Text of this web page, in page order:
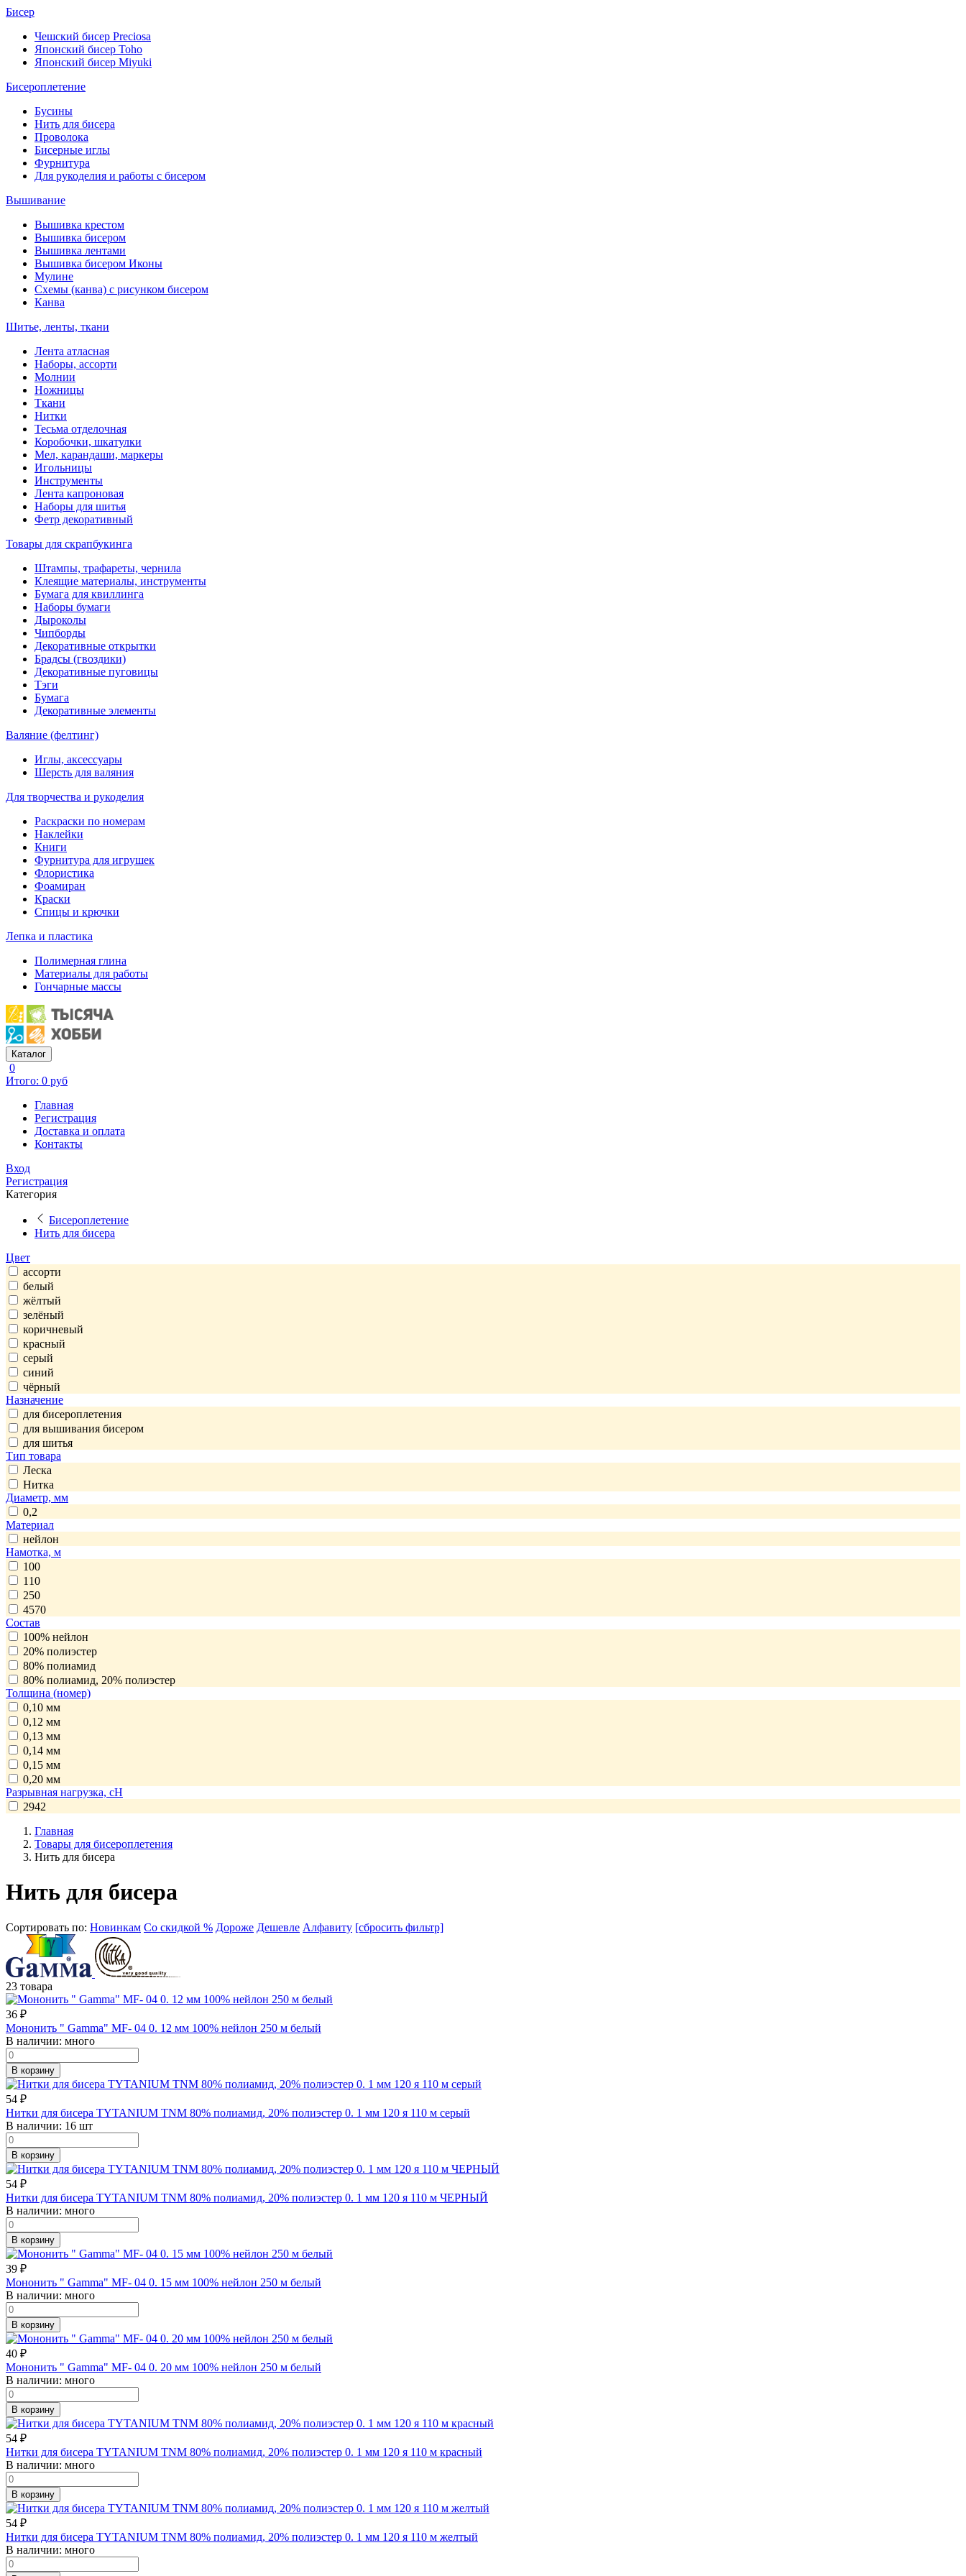
Бисер
Чешский бисер Preciosa
Японский бисер Toho
Японский бисер Miyuki
Бисероплетение
Бусины
Нить для бисера
Проволока
Бисерные иглы
Фурнитура
Для рукоделия и работы с бисером
Вышивание
Вышивка крестом
Вышивка бисером
Вышивка лентами
Вышивка бисером Иконы
Мулине
Схемы (канва) с рисунком бисером
Канва
Шитье, ленты, ткани
Лента атласная
Наборы, ассорти
Молнии
Ножницы
Ткани
Нитки
Тесьма отделочная
Коробочки, шкатулки
Мел, карандаши, маркеры
Игольницы
Инструменты
Лента капроновая
Наборы для шитья
Фетр декоративный
Товары для скрапбукинга
Штампы, трафареты, чернила
Клеящие материалы, инструменты
Бумага для квиллинга
Наборы бумаги
Дыроколы
Чипборды
Декоративные открытки
Брадсы (гвоздики)
Декоративные пуговицы
Тэги
Бумага
Декоративные элементы
Валяние (фелтинг)
Иглы, аксессуары
Шерсть для валяния
Для творчества и рукоделия
Раскраски по номерам
Наклейки
Книги
Фурнитура для игрушек
Флористика
Фоамиран
Краски
Спицы и крючки
Лепка и пластика
Полимерная глина
Материалы для работы
Гончарные массы
Каталог
0
Итого: 0 руб
Главная
Регистрация
Доставка и оплата
Контакты
Вход
Регистрация
Категория
Бисероплетение
Нить для бисера
Цвет
ассорти
белый
жёлтый
зелёный
коричневый
красный
серый
синий
чёрный
Назначение
для бисероплетения
для вышивания бисером
для шитья
Тип товара
Леска
Нитка
Диаметр, мм
0,2
Материал
нейлон
Намотка, м
100
110
250
4570
Состав
100% нейлон
20% полиэстер
80% полиамид
80% полиамид, 20% полиэстер
Толщина (номер)
0,10 мм
0,12 мм
0,13 мм
0,14 мм
0,15 мм
0,20 мм
Разрывная нагрузка, сН
2942
Главная
Товары для бисероплетения
Нить для бисера
Нить для бисера
Сортировать по: Новинкам Со скидкой % Дороже Дешевле Алфавиту [сбросить фильтр]
23 товара
36 ₽
Мононить " Gamma" MF- 04 0. 12 мм 100% нейлон 250 м белый
В наличии: много
В корзину
54 ₽
Нитки для бисера TYTANIUM TNM 80% полиамид, 20% полиэстер 0. 1 мм 120 я 110 м серый
В наличии: 16 шт
В корзину
54 ₽
Нитки для бисера TYTANIUM TNM 80% полиамид, 20% полиэстер 0. 1 мм 120 я 110 м ЧЕРНЫЙ
В наличии: много
В корзину
39 ₽
Мононить " Gamma" MF- 04 0. 15 мм 100% нейлон 250 м белый
В наличии: много
В корзину
40 ₽
Мононить " Gamma" MF- 04 0. 20 мм 100% нейлон 250 м белый
В наличии: много
В корзину
54 ₽
Нитки для бисера TYTANIUM TNM 80% полиамид, 20% полиэстер 0. 1 мм 120 я 110 м красный
В наличии: много
В корзину
54 ₽
Нитки для бисера TYTANIUM TNM 80% полиамид, 20% полиэстер 0. 1 мм 120 я 110 м желтый
В наличии: много